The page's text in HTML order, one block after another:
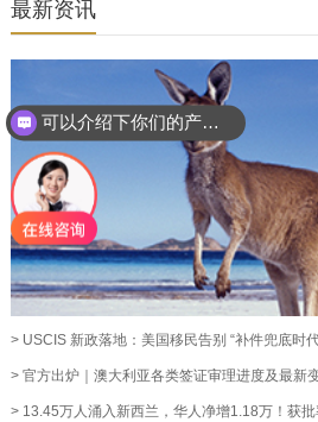
最新资讯
可以介绍下你们的产品么？